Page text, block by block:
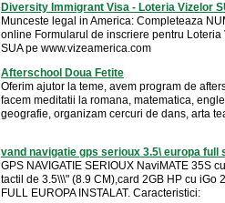
Diversity Immigrant Visa - Loteria Vizelor
Munceste legal in America: Completeaza
online Formularul de inscriere pentru Loteria
SUA pe www.vizeamerica.com
Afterschool Doua Fetite
Oferim ajutor la teme, avem program de
facem meditatii la romana, matematica,
geografie, organizam cercuri de dans, arta
vand navigatie gps serioux 3.5\ europa full
GPS NAVIGATIE SERIOUX NaviMATE 35S
tactil de 3.5\\\" (8.9 CM),card 2GB HP cu iGo
FULL EUROPA INSTALAT. Caracteristici: